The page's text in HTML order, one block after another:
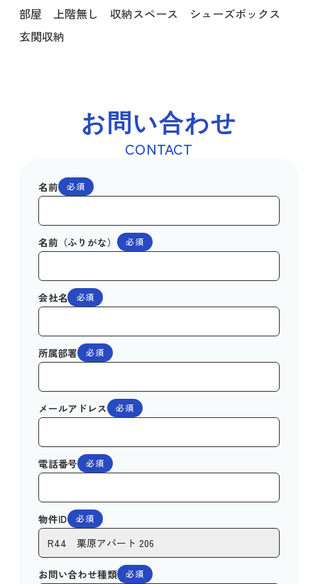
部屋 上階無し 収納スペース シューズボックス
玄関収納
お問い合わせ
CONTACT
名前 必須
名前（ふりがな） 必須
会社名 必須
所属部署 必須
メールアドレス 必須
電話番号 必須
物件ID 必須
お問い合わせ種類 必須